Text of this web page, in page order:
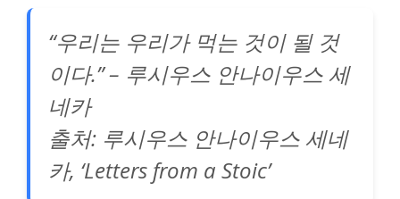
“우리는 우리가 먹는 것이 될 것
이다.” – 루시우스 안나이우스 세
네카
출처: 루시우스 안나이우스 세네
카, ‘Letters from a Stoic’